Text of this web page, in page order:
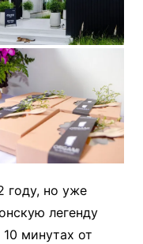
году, но уже
легенду
минутах от